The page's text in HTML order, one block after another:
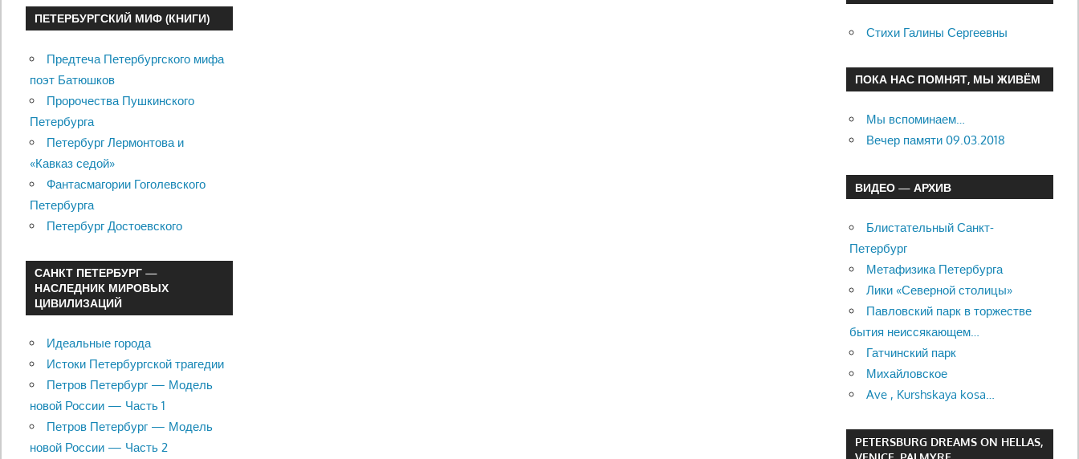
ПЕТЕРБУРГСКИЙ МИФ (КНИГИ)
Предтеча Петербургского мифа
поэт Батюшков
Пророчества Пушкинского
Петербурга
Петербург Лермонтова и
«Кавказ седой»
Фантасмагории Гоголевского
Петербурга
Петербург Достоевского
САНКТ ПЕТЕРБУРГ —
НАСЛЕДНИК МИРОВЫХ
ЦИВИЛИЗАЦИЙ
Идеальные города
Истоки Петербургской трагедии
Петров Петербург — Модель
новой России — Часть 1
Петров Петербург — Модель
новой России — Часть 2
Стихи Галины Сергеевны
ПОКА НАС ПОМНЯТ, МЫ ЖИВЁМ
Мы вспоминаем…
Вечер памяти 09.03.2018
ВИДЕО — АРХИВ
Блистательный Санкт-
Петербург
Метафизика Петербурга
Лики «Северной столицы»
Павловский парк в торжестве
бытия неиссякающем…
Гатчинский парк
Михайловское
Ave , Kurshskaya kosa…
PETERSBURG DREAMS ON HELLAS,